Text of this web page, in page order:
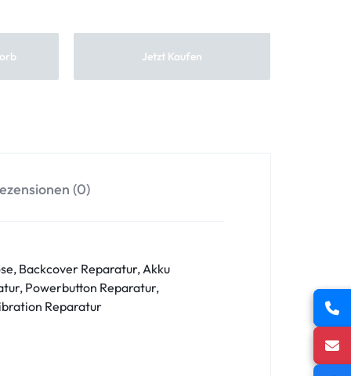
Jetzt Kaufen
(0)
Backcover Reparatur, Akku
Powerbutton Reparatur,
Reparatur